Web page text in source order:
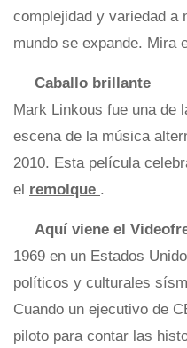
complejidad y variedad a
mundo se expande. Mira
Caballo brillante
Mark Linkous fue una de
escena de la música
2010. Esta película
el remolque .
Aquí viene el
1969 en un Estados
políticos y culturales
Cuando un ejecutivo de
piloto para contar las